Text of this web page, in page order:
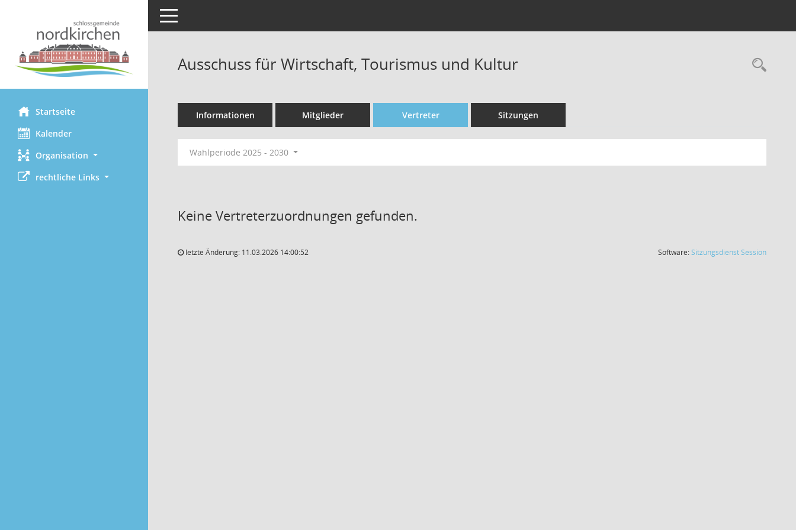
Startseite
Kalender
Organisation
rechtliche Links
Toggle navigation
Ausschuss für Wirtschaft, Tourismus und Kultur
Informationen Mitglieder Vertreter Sitzungen
Wahlperiode 2025 - 2030
Keine Vertreterzuordnungen gefunden.
letzte Änderung: 11.03.2026 14:00:52 Software:SitzungsdienstSession(Wird in